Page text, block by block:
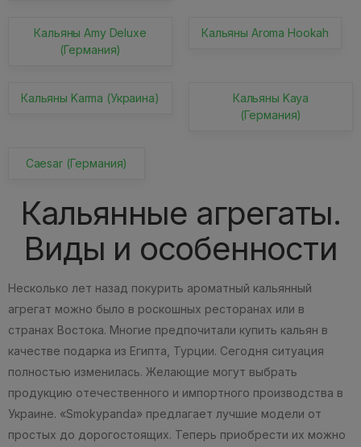
Кальяны Amy Deluxe
(Германия)
Кальяны Aroma Hookah
Кальяны Karma (Украина)
Кальяны Kaya
(Германия)
Caesar (Германия)
Кальянные агрегаты.
Виды и особенности
Несколько лет назад покурить ароматный кальянный
агрегат можно было в роскошных ресторанах или в
странах Востока. Многие предпочитали купить кальян в
качестве подарка из Египта, Турции. Сегодня ситуация
полностью изменилась. Желающие могут выбрать
продукцию отечественного и импортного производства в
Украине. «Smokypanda» предлагает лучшие модели от
простых до дорогостоящих. Теперь приобрести их можно